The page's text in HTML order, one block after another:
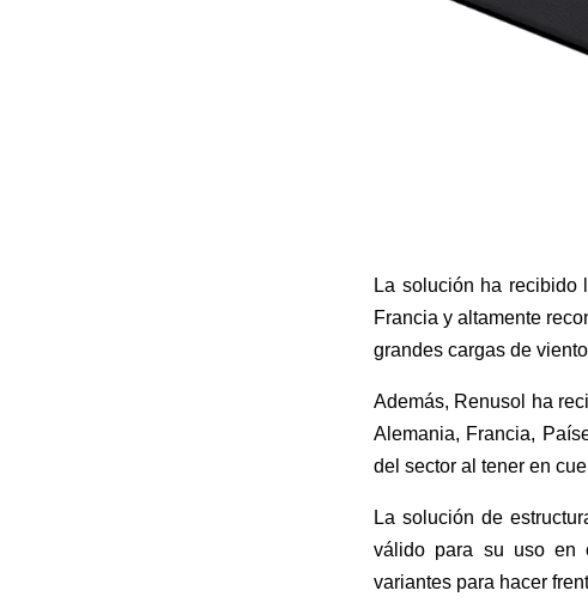
La solución ha recibido
Francia y altamente
grandes cargas de
Además, Renusol ha
Alemania, Francia,
del sector al tener en
La solución de
válido para su uso en
variantes para hacer